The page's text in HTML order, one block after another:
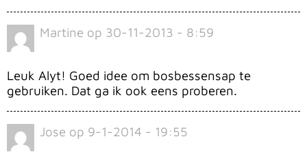
Martine op 30-11-2013 - 8:59
Leuk Alyt! Goed idee om bosbessensap te
gebruiken. Dat ga ik ook eens proberen.
Jose op 9-1-2014 - 19:55